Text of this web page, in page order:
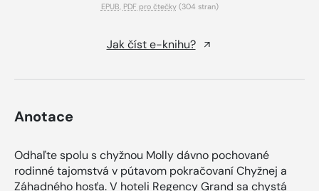
EPUB, PDF pro čtečky(304 stran)
Jak číst e-knihu?
Anotace
Odhaľte spolu s chyžnou Molly dávno pochované
rodinné tajomstvá v pútavom pokračovaní Chyžnej a
Záhadného hosťa. V hoteli Regency Grand sa chystá